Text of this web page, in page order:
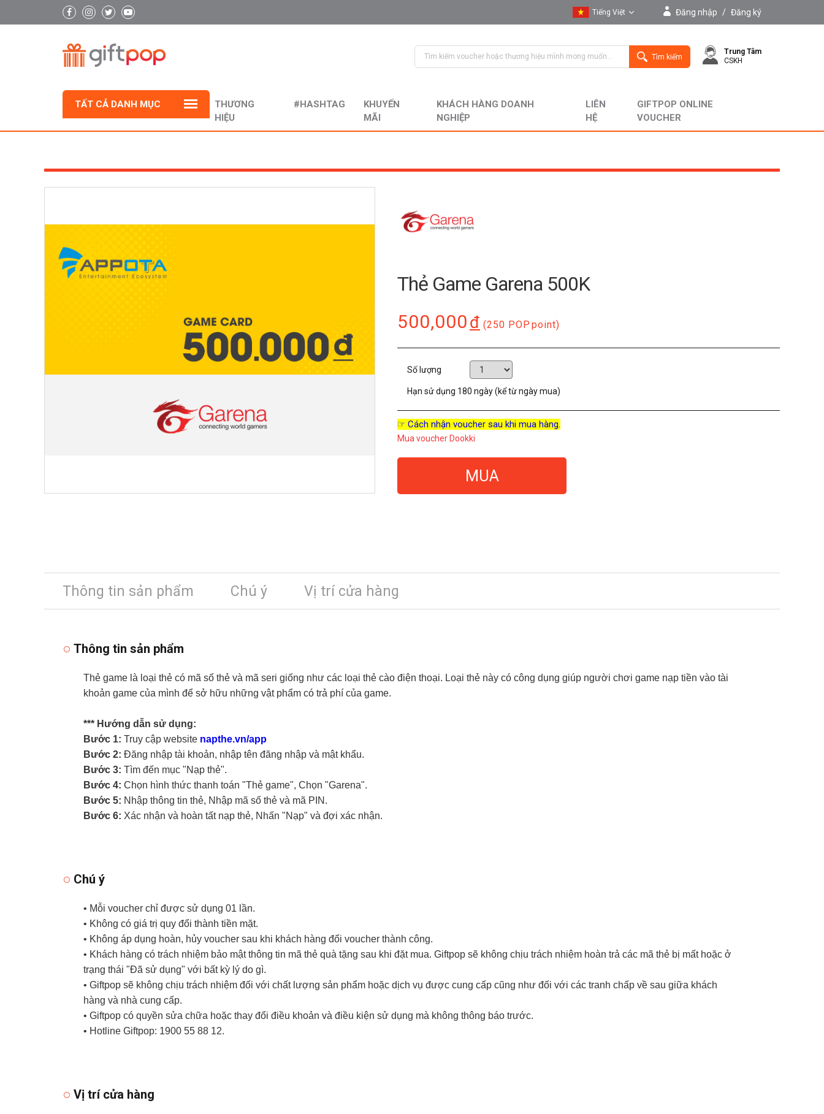
Tiếng Việt
English
Đăng nhập / Đăng ký
Tìm kiếm
Trung Tâm
CSKH
TẤT CẢ DANH MỤC
THƯƠNG
HIỆU
#HASHTAG
KHUYẾN
MÃI
KHÁCH HÀNG DOANH
NGHIỆP
LIÊN
HỆ
GIFTPOP ONLINE
VOUCHER
Thẻ Game Garena 500K
500,000đ (250 POP point)
Số lượng
Hạn sử dụng 180 ngày (kể từ ngày mua)
☞ Cách nhận voucher sau khi mua hàng.
Mua voucher Dookki
MUA
Thông tin sản phẩm Chú ý Vị trí cửa hàng
Thông tin sản phẩm
Thẻ game là loại thẻ có mã số thẻ và mã seri giống như các loại thẻ cào điện thoại. Loại thẻ này có công dụng giúp người chơi game nạp tiền vào tài
khoản game của mình để sở hữu những vật phẩm có trả phí của game.
*** Hướng dẫn sử dụng:
Bước 1: Truy cập website napthe.vn/app
Bước 2: Đăng nhập tài khoản, nhập tên đăng nhập và mật khẩu.
Bước 3: Tìm đến mục "Nạp thẻ".
Bước 4: Chọn hình thức thanh toán "Thẻ game", Chọn "Garena".
Bước 5: Nhập thông tin thẻ, Nhập mã số thẻ và mã PIN.
Bước 6: Xác nhận và hoàn tất nạp thẻ, Nhấn "Nạp" và đợi xác nhận.
Chú ý
• Mỗi voucher chỉ được sử dụng 01 lần.
• Không có giá trị quy đổi thành tiền mặt.
• Không áp dụng hoàn, hủy voucher sau khi khách hàng đổi voucher thành công.
• Khách hàng có trách nhiệm bảo mật thông tin mã thẻ quà tặng sau khi đặt mua. Giftpop sẽ không chịu trách nhiệm hoàn trả các mã thẻ bị mất hoặc ở
trạng thái "Đã sử dụng" với bất kỳ lý do gì.
• Giftpop sẽ không chịu trách nhiệm đối với chất lượng sản phẩm hoặc dịch vụ được cung cấp cũng như đối với các tranh chấp về sau giữa khách
hàng và nhà cung cấp.
• Giftpop có quyền sửa chữa hoặc thay đổi điều khoản và điều kiện sử dụng mà không thông báo trước.
• Hotline Giftpop: 1900 55 88 12.
Vị trí cửa hàng